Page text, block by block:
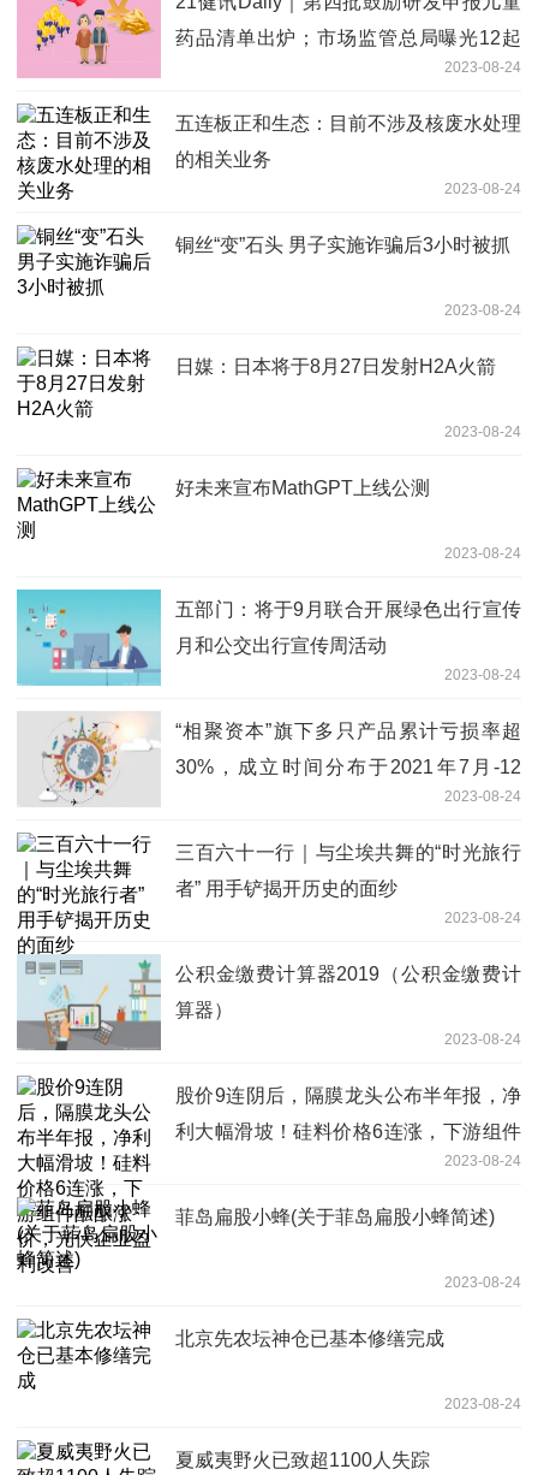
药品清单出炉；市场监管总局曝光12起
2023-08-24
五连板正和生态：目前不涉及核废水处理
的相关业务
2023-08-24
铜丝“变”石头 男子实施诈骗后3小时被抓
2023-08-24
日媒：日本将于8月27日发射H2A火箭
2023-08-24
好未来宣布MathGPT上线公测
2023-08-24
五部门：将于9月联合开展绿色出行宣传
月和公交出行宣传周活动
2023-08-24
“相聚资本”旗下多只产品累计亏损率超
30%，成立时间分布于2021年7月-12
月，投资风格何去何从？|基金观察2023-08-24
三百六十一行｜与尘埃共舞的“时光旅行
者” 用手铲揭开历史的面纱
2023-08-24
公积金缴费计算器2019（公积金缴费计
算器）
2023-08-24
股价9连阴后，隔膜龙头公布半年报，净
利大幅滑坡！硅料价格6连涨，下游组件
2023-08-24
菲岛扁股小蜂(关于菲岛扁股小蜂简述)
2023-08-24
北京先农坛神仓已基本修缮完成
2023-08-24
夏威夷野火已致超1100人失踪